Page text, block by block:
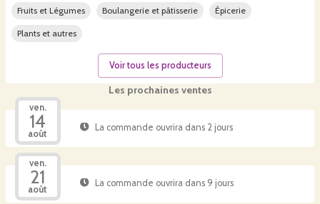
Les prochaines ventes
ven.
14
août
La commande ouvrira dans 2 jours
ven.
21
août
La commande ouvrira dans 9 jours
Fruits et Légumes Boulangerie et pâtisserie Épicerie
Plants et autres
Voir tous les producteurs